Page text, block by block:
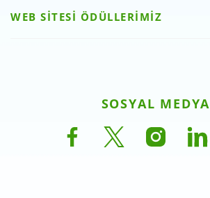
WEB SİTESİ ÖDÜLLERİMİZ
SOSYAL MEDYA